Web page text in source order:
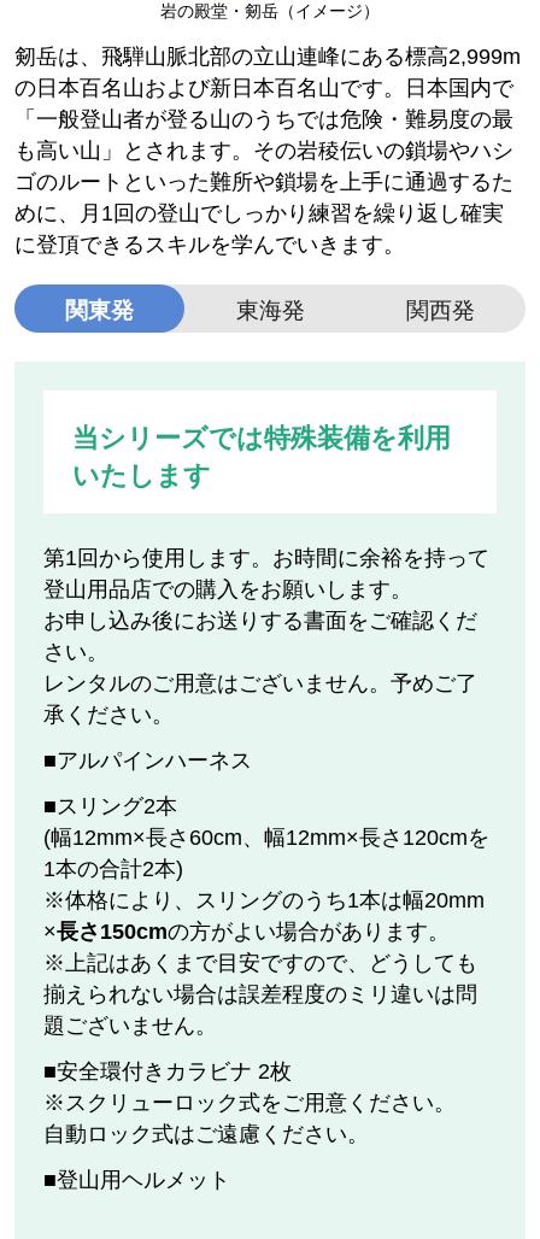
岩の殿堂・剱岳（イメージ）
剱岳は、飛騨山脈北部の立山連峰にある標高2,999m
の日本百名山および新日本百名山です。日本国内で
「一般登山者が登る山のうちでは危険・難易度の最
も高い山」とされます。その岩稜伝いの鎖場やハシ
ゴのルートといった難所や鎖場を上手に通過するた
めに、月1回の登山でしっかり練習を繰り返し確実
に登頂できるスキルを学んでいきます。
関東発 東海発 関西発
当シリーズでは特殊装備を利用
いたします
第1回から使用します。お時間に余裕を持って
登山用品店での購入をお願いします。
お申し込み後にお送りする書面をご確認くだ
さい。
レンタルのご用意はございません。予めご了
承ください。
■アルパインハーネス
■スリング2本
(幅12mm×長さ60cm、幅12mm×長さ120cmを
1本の合計2本)
※体格により、スリングのうち1本は幅20mm
×長さ150cmの方がよい場合があります。
※上記はあくまで目安ですので、どうしても
揃えられない場合は誤差程度のミリ違いは問
題ございません。
■安全環付きカラビナ 2枚
※スクリューロック式をご用意ください。
自動ロック式はご遠慮ください。
■登山用ヘルメット